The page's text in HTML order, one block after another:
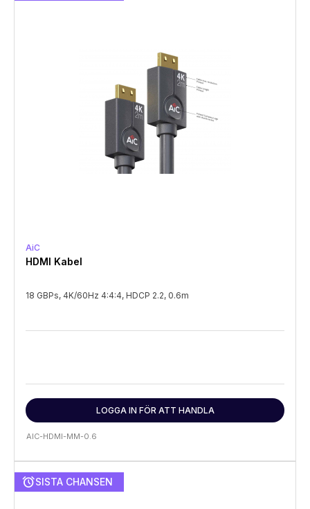
AiC
HDMI Kabel
18 GBPs, 4K/60Hz 4:4:4, HDCP 2.2, 0.6m
LOGGA IN FÖR ATT HANDLA
AIC-HDMI-MM-0.6
alarmSISTA CHANSEN